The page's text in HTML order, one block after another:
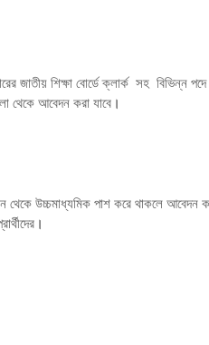
জাতীয় শিক্ষা বোর্ডে ক্লার্ক সহ বিভিন্ন
থেকে আবেদন করা যাবে।
থেকে উচ্চমাধ্যমিক পাশ করে থাকলে আবেদন
।